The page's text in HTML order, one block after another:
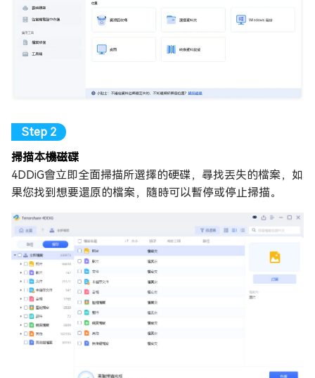
掃描本機磁碟
4DDiG會立即全面掃描所選擇的硬碟，尋找丟失的檔案，如
果您找到想要還原的檔案，隨時可以暫停或停止掃描。